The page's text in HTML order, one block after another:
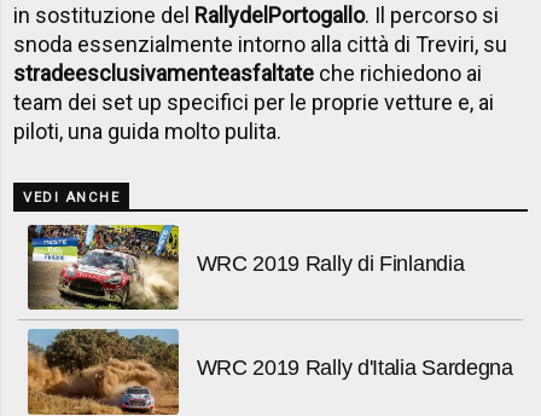
in sostituzione del RallydelPortogallo. Il percorso si
snoda essenzialmente intorno alla città di Treviri, su
stradeesclusivamenteasfaltate che richiedono ai
team dei set up specifici per le proprie vetture e, ai
piloti, una guida molto pulita.
VEDI ANCHE
WRC 2019 Rally di Finlandia
WRC 2019 Rally d'Italia Sardegna